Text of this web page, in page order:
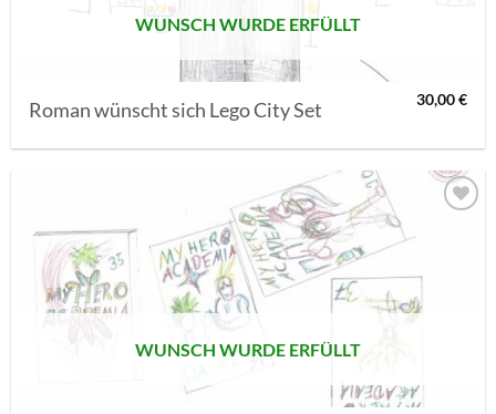
WUNSCH WURDE ERFÜLLT
Roman wünscht sich Lego City Set 30,00€
AUF MEINE
MERKLISTE
WUNSCH WURDE ERFÜLLT